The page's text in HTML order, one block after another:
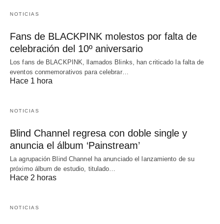
NOTICIAS
Fans de BLACKPINK molestos por falta de
celebración del 10º aniversario
Los fans de BLACKPINK, llamados Blinks, han criticado la falta de
eventos conmemorativos para celebrar…
Hace 1 hora
NOTICIAS
Blind Channel regresa con doble single y
anuncia el álbum ‘Painstream’
La agrupación Blind Channel ha anunciado el lanzamiento de su
próximo álbum de estudio, titulado…
Hace 2 horas
NOTICIAS